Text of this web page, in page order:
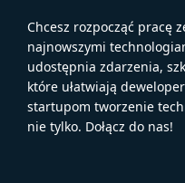
Chcesz rozpocząć pracę
najnowszymi
udostępnia zdarzenia,
które ułatwiają
startupom tworzenie
nie tylko. Dołącz do nas!